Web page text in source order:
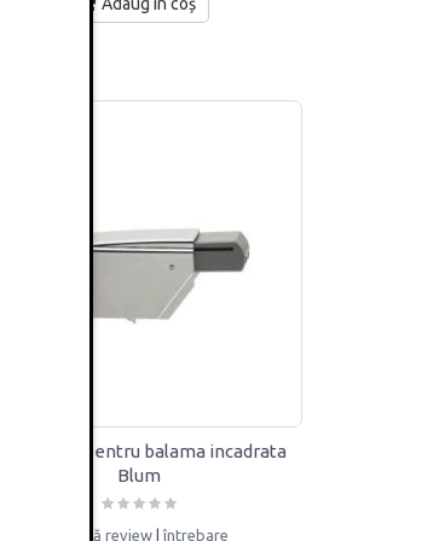
Adaug în coș
Blumotion pentru balama incadrata
Blum
adaugă review |întrebare